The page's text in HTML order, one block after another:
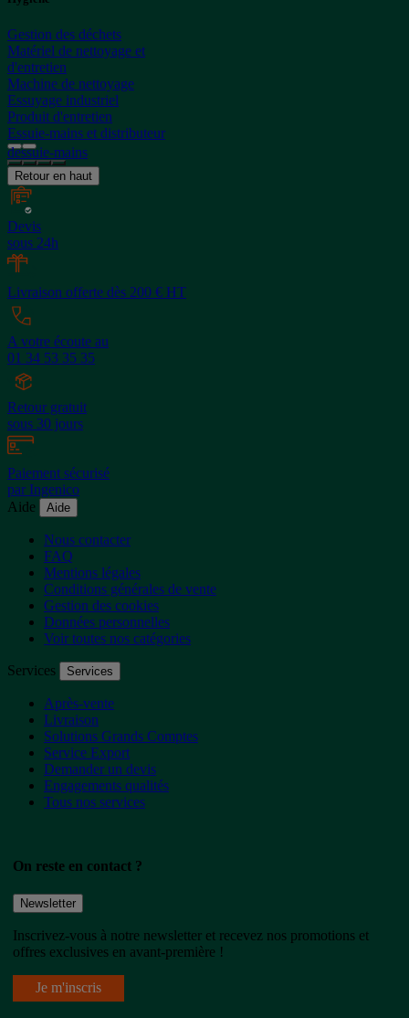
Gestion des déchets
Matériel de nettoyage et
d'entretien
Machine de nettoyage
Essuyage industriel
Produit d'entretien
Essuie-mains et distributeur
dessuie-mains
Retour en haut
Devis
sous 24h
Livraison offerte dès 200 € HT
A votre écoute au
01 34 53 35 35
Retour gratuit
sous 30 jours
Paiement sécurisé
par Ingenico
Aide
Aide
Nous contacter
FAQ
Mentions légales
Conditions générales de vente
Gestion des cookies
Données personnelles
Voir toutes nos catégories
Services Services
Après-vente
Livraison
Solutions Grands Comptes
Service Export
Demander un devis
Engagements qualités
Tous nos services
On reste en contact ?
Newsletter
Inscrivez-vous à notre newsletter et recevez nos promotions et
offres exclusives en avant-première !
Je m'inscris